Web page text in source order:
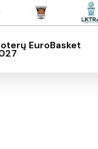
EuroBasket